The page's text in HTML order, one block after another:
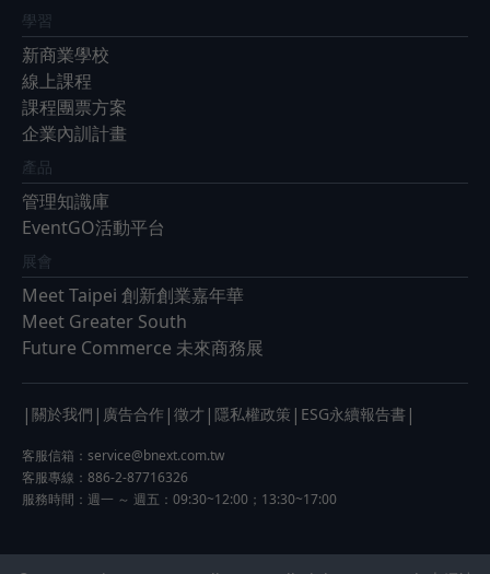
學習
新商業學校
線上課程
課程團票方案
企業內訓計畫
產品
管理知識庫
EventGO活動平台
展會
Meet Taipei 創新創業嘉年華
Meet Greater South
Future Commerce 未來商務展
| 關於我們 | 廣告合作 | 徵才 | 隱私權政策 | ESG永續報告書 |
客服信箱： service@bnext.com.tw
客服專線：886-2-87716326
服務時間：週一 ～ 週五：09:30~12:00；13:30~17:00